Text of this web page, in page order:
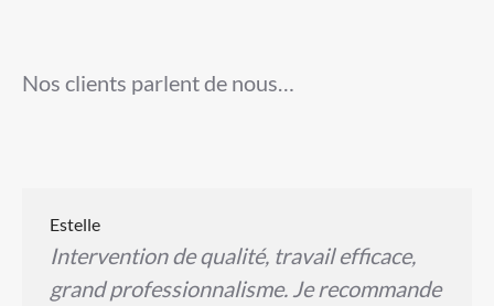
Nos clients parlent de nous…
Estelle
Intervention de qualité, travail efficace,
grand professionnalisme. Je recommande